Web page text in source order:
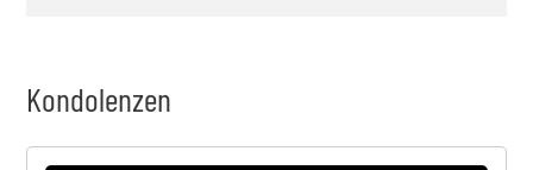
Kondolenzen